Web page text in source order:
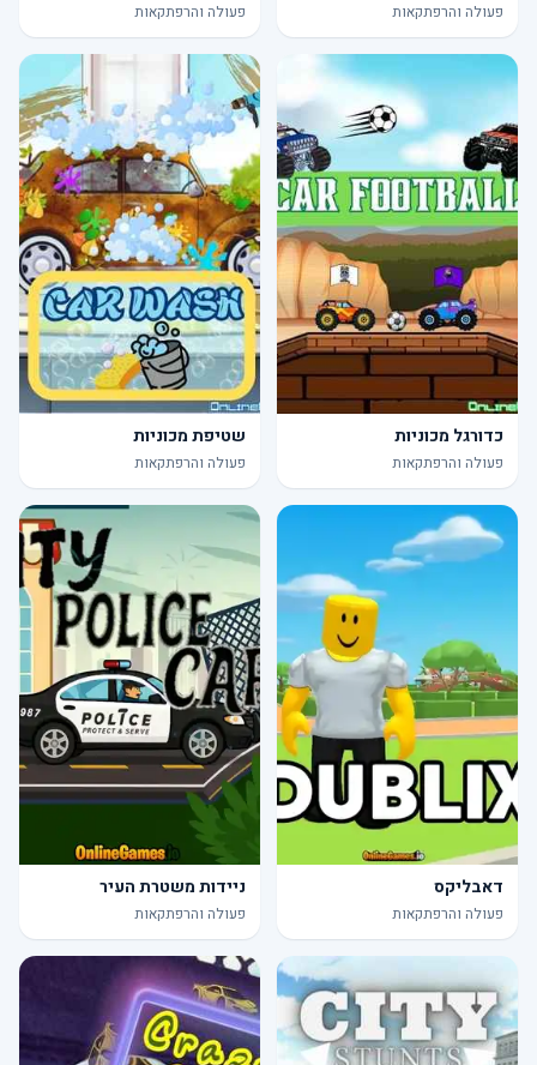
פעולה והרפתקאות פעולה והרפתקאות
כדורגל מכוניות
פעולה והרפתקאות
שטיפת מכוניות
פעולה והרפתקאות
דאבליקס
פעולה והרפתקאות
ניידות משטרת העיר
פעולה והרפתקאות